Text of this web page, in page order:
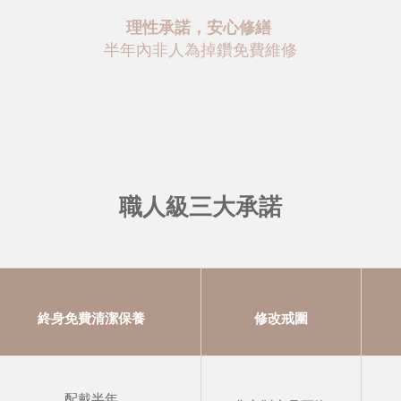
理性承諾，安心修繕
半年內非人為掉鑽免費維修
職人級三大承諾
終身免費清潔保養 修改戒圍